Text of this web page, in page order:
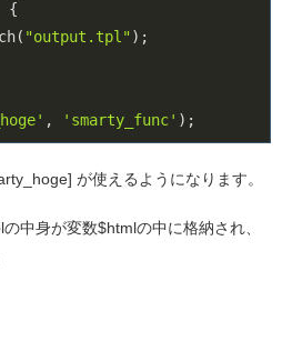
{
"output.tpl");
, 'smarty_func' );
が使えるようになります。
中身が変数$htmlの中に格納され、